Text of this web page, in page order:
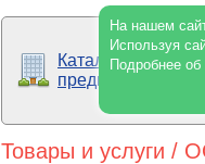
На нашем
Используя
Подробнее
Каталог
предприятий
Товары и услуги